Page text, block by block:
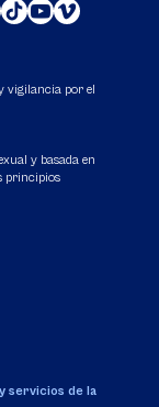
vigilancia por el
y basada en
principios
servicios de la